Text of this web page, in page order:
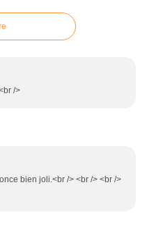
/>
bien joli.<br /> <br /> <br />